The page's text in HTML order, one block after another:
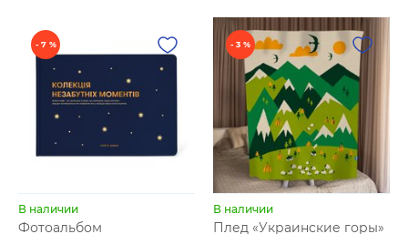
- 7 %
В наличии
Фотоальбом
- 3 %
В наличии
Плед «Украинские горы»